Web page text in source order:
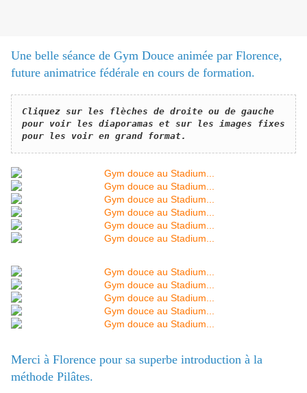
Une belle séance de Gym Douce animée par Florence,
future animatrice fédérale en cours de formation.
​Cliquez sur les flèches de droite ou de gauche
pour voir les diaporamas et sur les images fixes
pour les voir en grand format.
Merci à Florence pour sa superbe introduction à la
méthode Pilâtes.